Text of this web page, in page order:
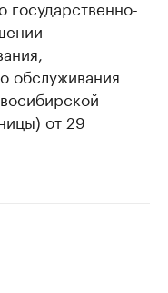
государственно-
обслуживания
от 29